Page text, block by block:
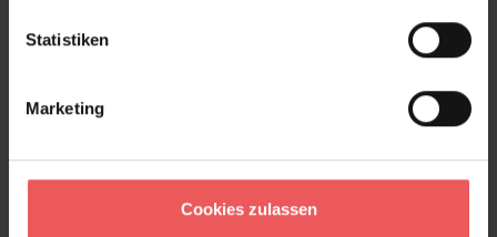
Statistiken
Marketing
Cookies zulassen